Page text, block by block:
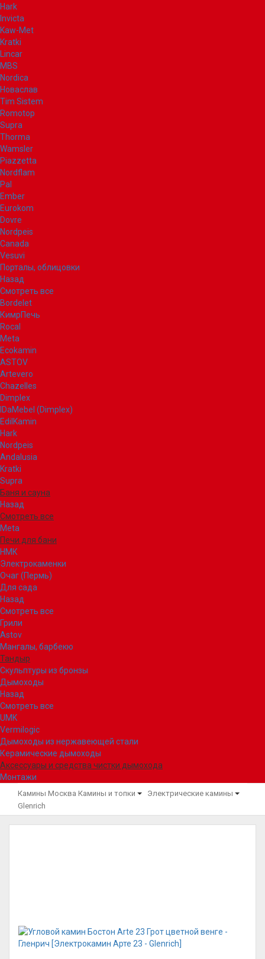
Hark
Invicta
Kaw-Met
Kratki
Lincar
MBS
Nordica
Новаслав
Tim Sistem
Romotop
Supra
Thorma
Wamsler
Piazzetta
Nordflam
Pal
Ember
Eurokom
Dovre
Nordpeis
Canada
Vesuvi
Порталы, облицовки
Назад
Смотреть все
Bordelet
КимрПечь
Rocal
Meta
Ecokamin
ASTOV
Artevero
Chazelles
Dimplex
IDaMebel (Dimplex)
EdilKamin
Hark
Nordpeis
Andalusia
Kratki
Supra
Баня и сауна
Назад
Смотреть все
Meta
Печи для бани
НМК
Электрокаменки
Очаг (Пермь)
Для сада
Назад
Смотреть все
Грили
Astov
Мангалы, барбекю
Тандыр
Скульптуры из бронзы
Дымоходы
Назад
Смотреть все
UMK
Vermilogic
Дымоходы из нержавеющей стали
Керамические дымоходы
Аксессуары и средства чистки дымохода
Монтажи
Камины Москва Камины и топки
Электрические камины
Glenrich